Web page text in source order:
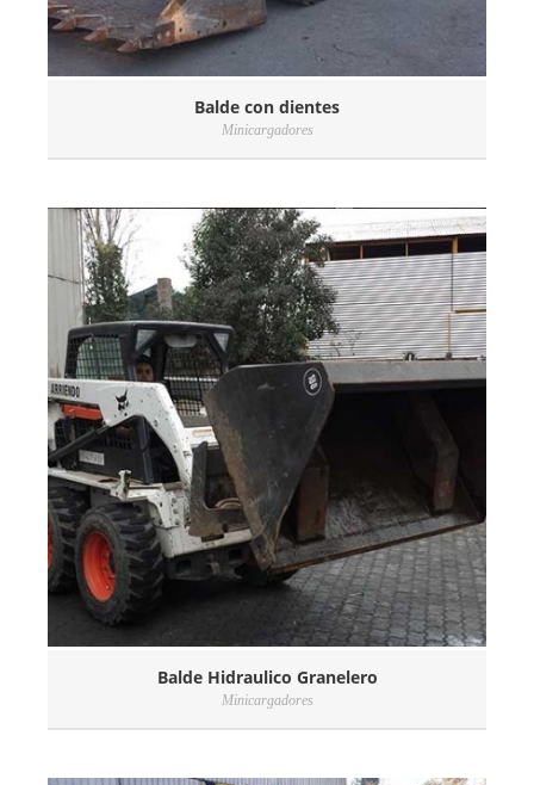
Balde con dientes
Minicargadores
Balde Hidraulico Granelero
Minicargadores